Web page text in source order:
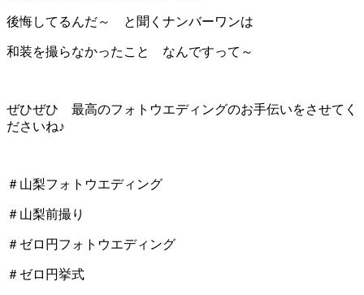
後悔してるんだ～ と聞くナンバーワンは
和装を撮らなかったこと なんですって～
ぜひぜひ 最高のフォトウエディングのお手伝いをさせてく
ださいね♪
＃山梨フォトウエディング
＃山梨前撮り
＃ゼロ円フォトウエディング
＃ゼロ円挙式